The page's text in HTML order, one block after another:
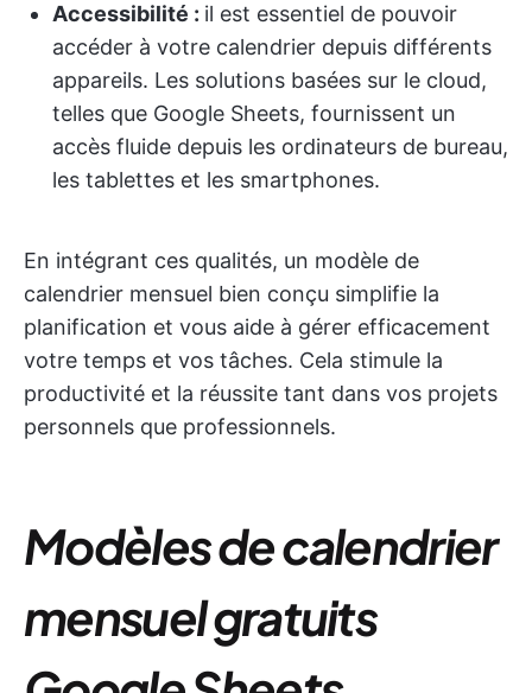
Accessibilité : il est essentiel de pouvoir
accéder à votre calendrier depuis différents
appareils. Les solutions basées sur le cloud,
telles que Google Sheets, fournissent un
accès fluide depuis les ordinateurs de bureau,
les tablettes et les smartphones.
En intégrant ces qualités, un modèle de
calendrier mensuel bien conçu simplifie la
planification et vous aide à gérer efficacement
votre temps et vos tâches. Cela stimule la
productivité et la réussite tant dans vos projets
personnels que professionnels.
Modèles de calendrier
mensuel gratuits